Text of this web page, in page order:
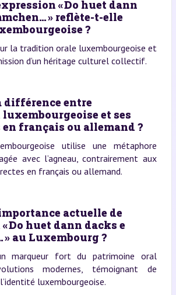
« Do huet dann
» reflète-t-elle
?
la tradition orale luxembourgeoise et
d’un héritage culturel collectif.
différence entre
luxembourgeoise et ses
français ou allemand ?
utilise une métaphore
avec l’agneau, contrairement aux
en français ou allemand.
actuelle de
Do huet dann dacks e
» au Luxembourg ?
marqueur fort du patrimoine oral
modernes, témoignant de
luxembourgeoise.